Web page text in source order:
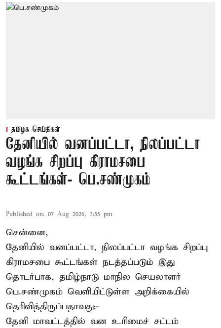
தமிழக செய்திகள்
தேனியில் வனப்பட்டா, நிலப்பட்டா
வழங்க சிறப்பு கிராமசபை
கூட்டங்கள்- பெ.சண்முகம்
Published on: 07 Aug 2026, 3:55 pm
சென்னை,
தேனியில் வனப்பட்டா, நிலப்பட்டா வழங்க சிறப்பு
கிராமசபை கூட்டங்கள் நடத்தப்படும் இது
தொடர்பாக, தமிழ்நாடு மாநில செயலாளர்
பெ.சண்முகம் வெளியிட்டுள்ள அறிக்கையில்
தெரிவித்திருப்பதாவது:-
தேனி மாவட்டத்தில் வன உரிமைச் சட்டம்